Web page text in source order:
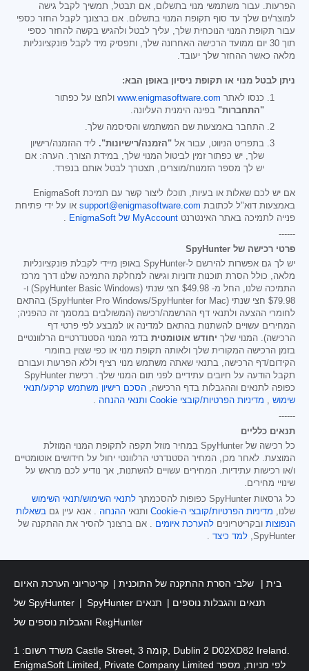
הפרעות. עבור משתמשי מנוי בתשלום, אם תבטל, תמשיך לקבל גישה
למוצר/ים שלך עד סוף תקופת המנוי בתשלום. אם ברצונך לקבל החזר כספי
עבור תקופת המנוי הנוכחית שלך, עליך לבטל ולהגיש בקשה להחזר כספי
תוך 30 יום ממועד הרכישה האחרונה שלך, ותפסיק מיד לקבל פונקציונליות
מלאה כאשר ההחזר שלך יעובד.
ניתן לבטל מנוי או תקופת ניסיון באופן הבא:
כנסו לאתר www.enigmasoftware.com ולחצו על כפתור
"התחברות" בפינה הימנית העליונה.
התחבר באמצעות שם המשתמש והסיסמה שלך.
בתפריט הניווט, עבור אל "הזמנה/רישיונות". ליד ההזמנה/רישיון
שלך, יש כפתור זמין לביטול המנוי שלך, במידת הצורך. הערה: אם
יש לך מספר הזמנות/מוצרים, תצטרך לבטל אותם בנפרד.
אם יש לכם שאלות או בעיות, תוכלו ליצור קשר עם תמיכת EnigmaSoft
באמצעות דוא"ל לכתובת support@enigmasoftware.com או על ידי פתיחת
פנייה לתמיכה באתר האינטרנט MyAccount של EnigmaSoft
.
------
פרטי רכישה של SpyHunter
יש לך גם אפשרות להירשם ל-SpyHunter באופן מיידי לקבלת פונקציונליות
מלאה, כולל הסרת תוכנות זדוניות וגישה למחלקת התמיכה שלנו דרך מרכז
התמיכה שלנו, החל מ- $49.98 חצי שנתי (SpyHunter Basic Windows) ו-
$79.98
חצי שנתי (SpyHunter Pro Windows/SpyHunter for Mac) בהתאם
לחומרי ההצעה ולתנאי דף ההרשמה/רכישה (המשולבים במסמך זה כהפניה;
המחירים עשויים להשתנות בהתאם למדינה או למבצע לפי פרטי דף
הרכישה). המנוי שלך יחודש אוטומטית בדמי המנוי הסטנדרטיים הרלוונטיים
בזמן הרכישה המקורית שלך ולאותה תקופת מנוי או כפי שצוין בחומרי
הקידום/דף הרכישה, בתנאי שאתה משתמש מנוי רציף וללא הפרעות ועבורם
תקבל הודעה על חיובים עתידיים לפני תום המנוי שלך. רכישת SpyHunter
כפופה לתנאים וההגבלות בדף הרכישה, הסכם רישיון משתמש קרקע/תנאי
שימוש , מדיניות הפרטיות/קובצי Cookie ותנאי ההנחה .
------
תנאים כלליים
כל רכישה של SpyHunter במחיר מוזל תקפה לתקופת המנוי המוזלת
המוצעת. לאחר מכן, המחיר הסטנדרטי הרלוונטי יחול על חידושים אוטומטיים
ו/או רכישות עתידיות. המחירים עשויים להשתנות, אך נודיע לכם מראש על
שינויי מחירים.
כל גרסאות SpyHunter כפופות להסכמתך
לתנאי השימוש/תנאי השימוש
שלנו, מדיניות הפרטיות/קובצי ה-Cookie ותנאי ההנחה . אנא עיין גם בשאלות
הנפוצות ובקריטריונים להערכת איומים . אם ברצונך להסיר את ההתקנה של
SpyHunter, למד כיצד .
בית שלבי הסרת ההתקנה של התוכנית
קריטריוני הערכת האיום
של SpyHunter
SpyHunter תנאים והגבלות נוספים
תנאים
והגבלות נוספים של RegHunter
משרד רשום: 1 Castle Street, קומה 3, Dublin 2 D02XD82 Ireland.
EnigmaSoft Limited, Private Company Limited לפי מניות, מספר